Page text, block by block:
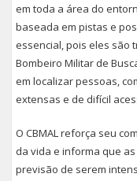
em toda a área do
baseada em pistas e
essencial, pois eles são
Bombeiro Militar de
em localizar pessoas,
extensas e de difícil
O CBMAL reforça seu
da vida e informa que
previsão de serem